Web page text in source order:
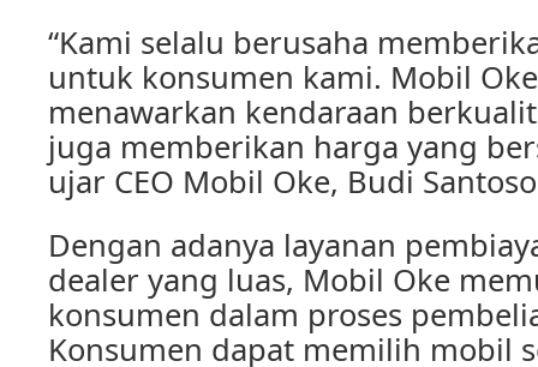
“Kami selalu berusaha
untuk konsumen kami. Mobil
menawarkan kendaraan
juga memberikan harga yang
ujar CEO Mobil Oke, Budi
Dengan adanya layanan
dealer yang luas, Mobil Oke
konsumen dalam proses
Konsumen dapat memilih mobil